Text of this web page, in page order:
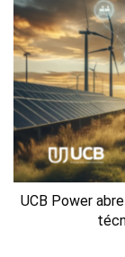
UCB Power